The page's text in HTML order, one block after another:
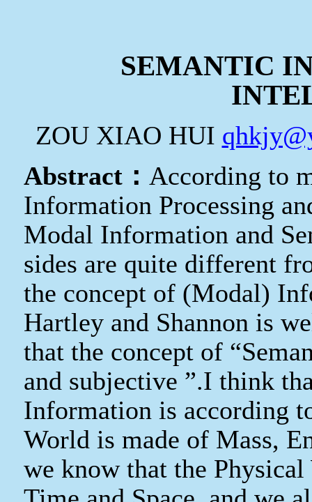
SEMANTIC
ZOU XIAO HUI
Abstract ： According to
Information Processing
Modal Information and
sides are quite different
the concept of (Modal)
Hartley and Shannon is
that the concept of “
and subjective ”.I think
Information is according
World is made of Mass,
we know that the